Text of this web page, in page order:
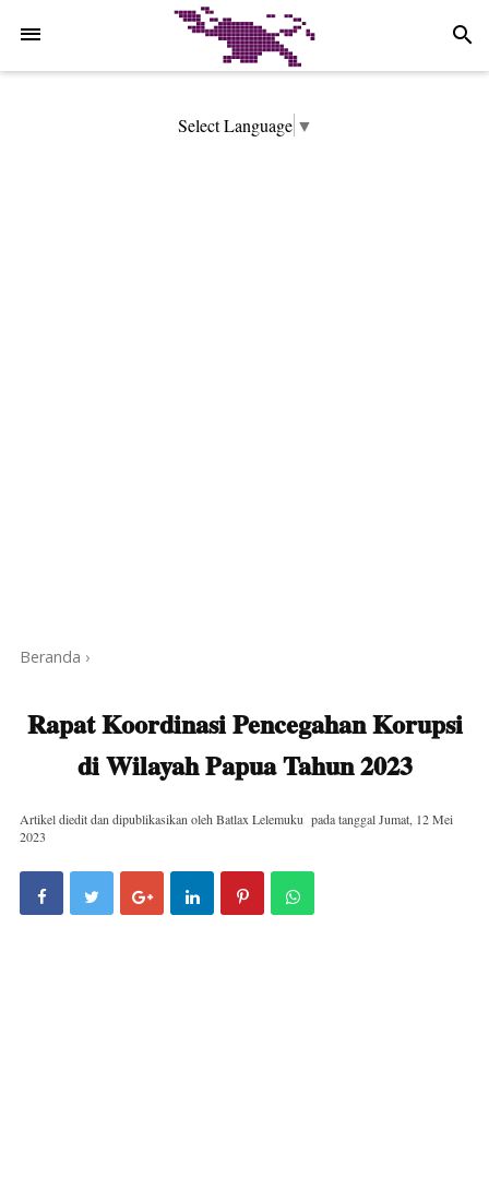
search
Select Language ▼
Beranda ›
Rapat Koordinasi Pencegahan Korupsi
di Wilayah Papua Tahun 2023
Artikel diedit dan dipublikasikan oleh Batlax Lelemuku pada tanggalJumat, 12 Mei
2023